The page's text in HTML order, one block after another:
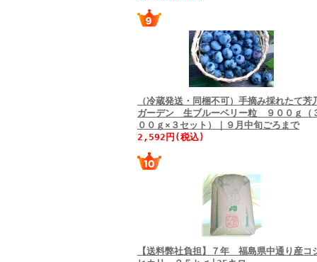
（冷蔵発送・同梱不可）手摘み採れたて芳
ガーデン 生ブルーベリー粒 ９００ｇ（
００ｇ×３セット）｜９月中旬ごろまで
2,592円(税込)
【送料弊社負担】７年 福島県中通り産コ